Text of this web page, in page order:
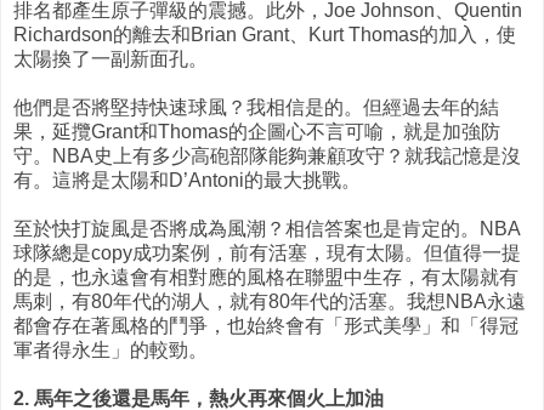
排名都產生原子彈級的震撼。此外，Joe Johnson、Quentin
Richardson的離去和Brian Grant、Kurt Thomas的加入，使
太陽換了一副新面孔。
他們是否將堅持快速球風？我相信是的。但經過去年的結
果，延攬Grant和Thomas的企圖心不言可喻，就是加強防
守。NBA史上有多少高砲部隊能夠兼顧攻守？就我記憶是沒
有。這將是太陽和D’Antoni的最大挑戰。
至於快打旋風是否將成為風潮？相信答案也是肯定的。NBA
球隊總是copy成功案例，前有活塞，現有太陽。但值得一提
的是，也永遠會有相對應的風格在聯盟中生存，有太陽就有
馬刺，有80年代的湖人，就有80年代的活塞。我想NBA永遠
都會存在著風格的鬥爭，也始終會有「形式美學」和「得冠
軍者得永生」的較勁。
2. 馬年之後還是馬年，熱火再來個火上加油